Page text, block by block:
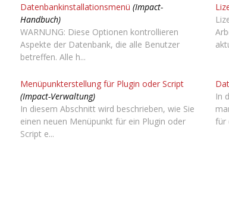
Datenbankinstallationsmenü (Impact-
Handbuch)
WARNUNG: Diese Optionen kontrollieren
Aspekte der Datenbank, die alle Benutzer
betreffen. Alle h...
Menüpunkterstellung für Plugin oder Script
(Impact-Verwaltung)
In diesem Abschnitt wird beschrieben, wie Sie
einen neuen Menüpunkt für ein Plugin oder
Script e...
In
für